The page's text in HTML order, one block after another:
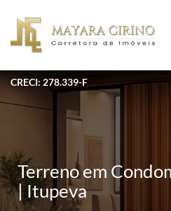
CRECI: 278.339-F
Terreno em
| Itupeva